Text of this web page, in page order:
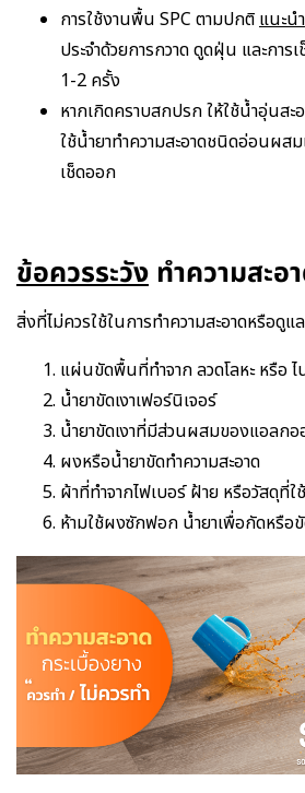
การใช้งานพื้น SPC ตามปกติแนะนำ
ประจำด้วยการกวาด ดูดฝุ่น และการ
1-2 ครั้ง
หากเกิดคราบสกปรก ให้ใช้น้ำอุ่นสะ
ใช้น้ำยาทำความสะอาดชนิดอ่อนผส
เช็ดออก
ข้อควรระวัง ทำความสะอ
สิ่งที่ไม่ควรใช้ในการทำความสะอาดหรือดูแ
แผ่นขัดพื้นที่ทำจาก ลวดโลหะ หรือ
น้ำยาขัดเงาเฟอร์นิเจอร์
น้ำยาขัดเงาที่มีส่วนผสมของแอลกอ
ผงหรือน้ำยาขัดทำความสะอาด
ผ้าที่ทำจากไฟเบอร์ ฝ้าย หรือวัสดุที่
ห้ามใช้ผงซักฟอก น้ำยาเพื่อกัดหรือ